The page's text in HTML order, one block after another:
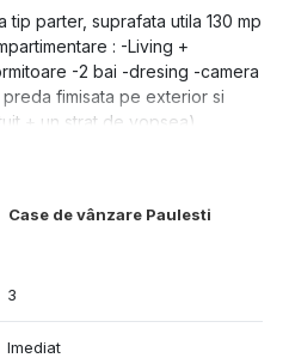
Case de vânzare Paulesti
parter, suprafata utila 130 mp
: -Living +
-2 bai -dresing -camera
fimisata pe exterior si
+ un strat de vopsea)
Incalzire in pardosea,
internet, gaz, fosa septica
,intrarea si de pe strada
3
Imediat